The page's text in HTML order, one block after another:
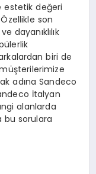
estetik değeri
son
dayanıklılık
biri de
adına Sandeco
İtalyan
alanlarda
bu sorulara